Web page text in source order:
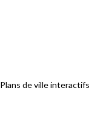
Plans de ville interactifs